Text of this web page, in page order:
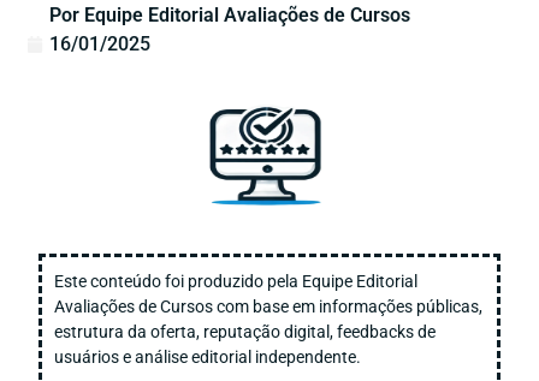
Por Equipe Editorial Avaliações de Cursos
16/01/2025
Este conteúdo foi produzido pela Equipe Editorial
Avaliações de Cursos com base em informações públicas,
estrutura da oferta, reputação digital, feedbacks de
usuários e análise editorial independente.